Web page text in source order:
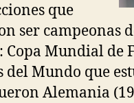
que
ser campeonas
Mundial de
del Mundo que
Alemania